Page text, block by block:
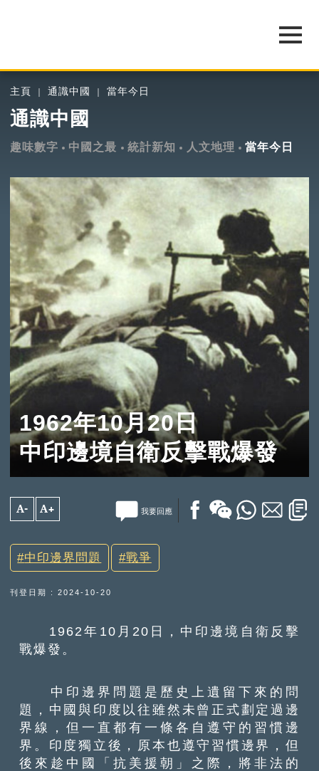
主頁 通識中國 當年今日
通識中國
趣味數字 中國之最 統計新知 人文地理 當年今日
1962年10月20日
中印邊境自衛反擊戰爆發
A- A+ 我要回應
中印邊界問題 戰爭
刊登日期 : 2024-10-20
1962年10月20日，中印邊境自衛反擊
戰爆發。
中印邊界問題是歷史上遺留下來的問
題，中國與印度以往雖然未曾正式劃定過邊
界線，但一直都有一條各自遵守的習慣邊
界。印度獨立後，原本也遵守習慣邊界，但
後來趁中國「抗美援朝」之際，將非法的